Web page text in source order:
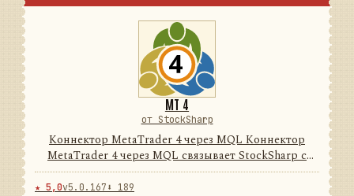
MT 4
от StockSharp
Коннектор MetaTrader 4 через MQL Коннектор
MetaTrader 4 через MQL связывает StockSharp с
терминалом MetaTrader 4 через поставляемый
MQL-эксперт и локальный нативный/FIX-мост. Он
★ 5,0v5.0.167 ⬇ 189